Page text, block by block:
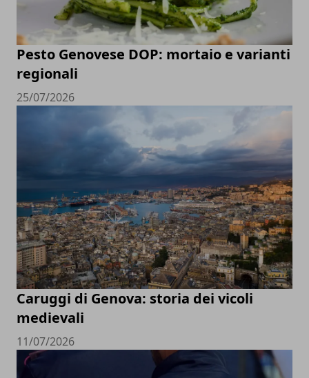
Pesto Genovese DOP: mortaio e varianti
regionali
25/07/2026
Caruggi di Genova: storia dei vicoli
medievali
11/07/2026